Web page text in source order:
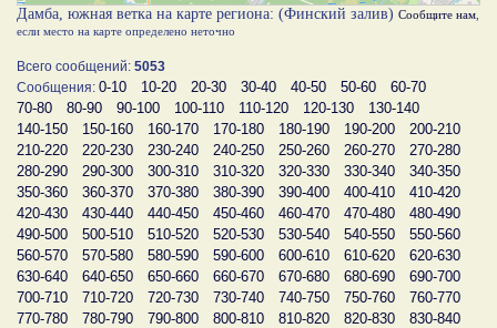
Дамба, южная ветка на карте региона: (Финский залив) Сообщите нам
если место на карте определено неточно
Всего сообщений: 5053
Сообщения: 0-10 10-20 20-30 30-40 40-50 50-60
60-70
70-80
80-90 90-100 100-110 110-120 120-130
130-140
140-150
150-160 160-170 170-180 180-190 190-200
200-210
210-220
220-230 230-240 240-250 250-260 260-270
270-280
280-290
290-300 300-310 310-320 320-330 330-340
340-350
350-360
360-370 370-380 380-390 390-400 400-410
410-420
420-430
430-440 440-450 450-460 460-470 470-480
480-490
490-500
500-510 510-520 520-530 530-540 540-550
550-560
560-570
570-580 580-590 590-600 600-610 610-620
620-630
630-640
640-650 650-660 660-670 670-680 680-690
690-700
700-710
710-720 720-730 730-740 740-750 750-760
760-770
770-780
780-790 790-800 800-810 810-820 820-830
830-840